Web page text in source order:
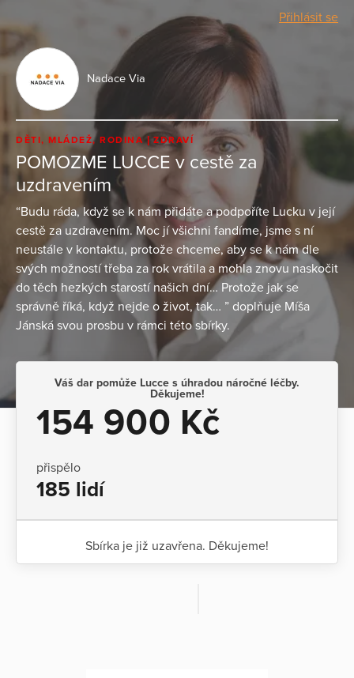
Přihlásit se
Nadace Via
DĚTI, MLÁDEŽ, RODINA ZDRAVÍ
POMOZME LUCCE v cestě za
uzdravením
“Budu ráda, když se k nám přidáte a podpoříte Lucku v její
cestě za uzdravením. Moc jí všichni fandíme, jsme s ní
neustále v kontaktu, protože chceme, aby se k nám dle
svých možností třeba za rok vrátila a mohla znovu naskočit
do těch hezkých starostí našich dní… Protože jak se
správně říká, když nejde o život, tak… ” doplňuje Míša
Jánská svou prosbu v rámci této sbírky.
Váš dar pomůže Lucce s úhradou náročné léčby.
Děkujeme!
154 900 Kč
přispělo
185 lidí
Sbírka je již uzavřena. Děkujeme!